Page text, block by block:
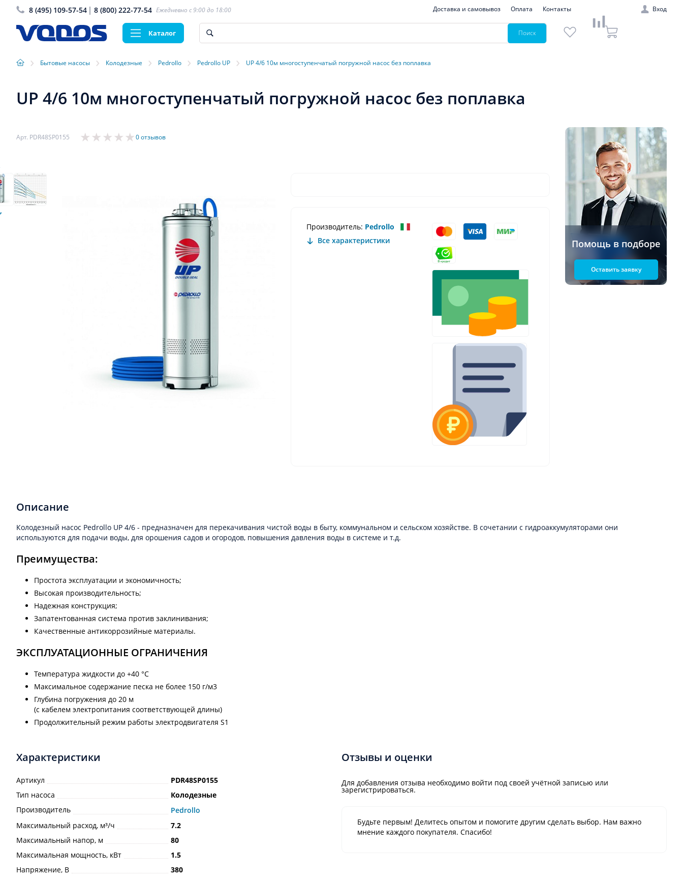
8 (495) 109-57-54 8 (800) 222-77-54 Ежедневно с 9:00 до 18:00 Доставка и самовывоз Оплата Контакты Вход
Каталог Поиск
› Бытовые насосы › Колодезные › Pedrollo › Pedrollo UP › UP 4/6 10м многоступенчатый погружной насос без поплавка
UP 4/6 10м многоступенчатый погружной насос без поплавка
Арт. PDR48SP0155 0 отзывов
Производитель: Pedrollo
Все характеристики
Помощь в подборе
Оставить заявку
Описание
Колодезный насос Pedrollo UP 4/6 - предназначен для перекачивания чистой воды в быту, коммунальном и сельском хозяйстве. В сочетании с гидроаккумуляторами они
используются для подачи воды, для орошения садов и огородов, повышения давления воды в системе и т.д.
Преимущества:
Простота эксплуатации и экономичность;
Высокая производительность;
Надежная конструкция;
Запатентованная система против заклинивания;
Качественные антикоррозийные материалы.
ЭКСПЛУАТАЦИОННЫЕ ОГРАНИЧЕНИЯ
Температура жидкости до +40 °C
Максимальное содержание песка не более 150 г/м3
Глубина погружения до 20 м
(с кабелем электропитания соответствующей длины)
Продолжительный режим работы электродвигателя S1
Характеристики
Артикул
PDR48SP0155
Тип насоса
Колодезные
Производитель
Pedrollo
Максимальный расход, м³/ч
7.2
Максимальный напор, м
80
Максимальная мощность, кВт
1.5
Напряжение, В
380
Отзывы и оценки
Для добавления отзыва необходимо войти под своей учётной записью или
зарегистрироваться.
Будьте первым! Делитесь опытом и помогите другим сделать выбор. Нам важно
мнение каждого покупателя. Спасибо!